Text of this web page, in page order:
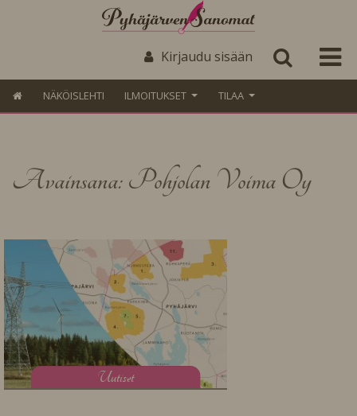
Kirjaudu sisään
NÄKÖISLEHTI ILMOITUKSET TILAA
Avainsana: Pohjolan Voima Oy
Uutiset